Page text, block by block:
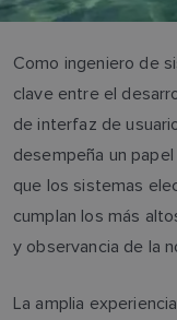
Conozca al
Como ingeniero de
clave entre el
de interfaz de
desempeña un
que los sistemas
cumplan los más
y observancia de la
La amplia